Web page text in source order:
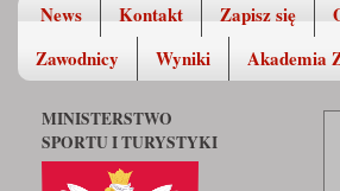
News Kontakt Zapisz się
Zawodnicy
Wyniki Akademia
MINISTERSTWO
SPORTU I TURYSTYKI